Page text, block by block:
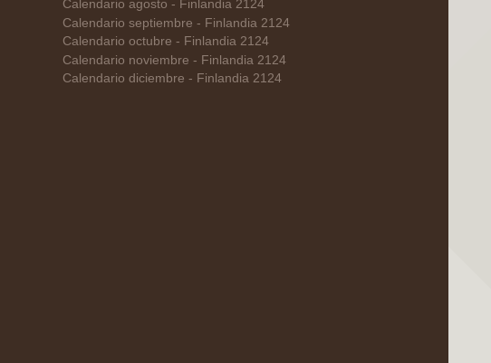
Calendario agosto - Finlandia 2124
Calendario septiembre - Finlandia 2124
Calendario octubre - Finlandia 2124
Calendario noviembre - Finlandia 2124
Calendario diciembre - Finlandia 2124